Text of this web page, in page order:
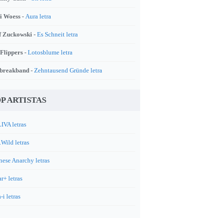
Woess - Aura letra
Zuckowski - Es Schneit letra
- Lotosblume letra
- Zehntausend Gründe letra
ARTISTAS
letras
letras
Anarchy letras
letras
i letras